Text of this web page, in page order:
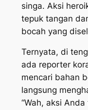
singa. Aksi
tepuk tangan
bocah yang
Ternyata, di
ada reporter
mencari bahan
langsung
“Wah, aksi